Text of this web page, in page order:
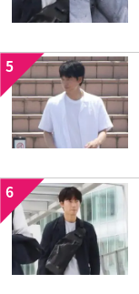
5
6